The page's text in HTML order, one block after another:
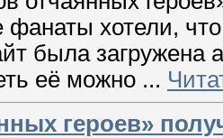
фанаты хотели,
была загружена
её можно ...
героев»